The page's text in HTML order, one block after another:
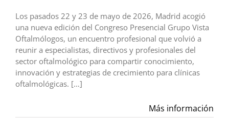
Los pasados 22 y 23 de mayo de 2026, Madrid acogió
una nueva edición del Congreso Presencial Grupo Vista
Oftalmólogos, un encuentro profesional que volvió a
reunir a especialistas, directivos y profesionales del
sector oftalmológico para compartir conocimiento,
innovación y estrategias de crecimiento para clínicas
oftalmológicas. […]
Más información